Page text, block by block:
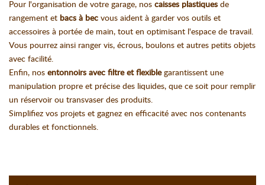
Pour l'organisation de votre garage, nos caisses plastiques de
rangement et bacs à bec vous aident à garder vos outils et
accessoires à portée de main, tout en optimisant l'espace de travail.
Vous pourrez ainsi ranger vis, écrous, boulons et autres petits objets
avec facilité.
Enfin, nos entonnoirs avec filtre et flexiblegarantissent une
manipulation propre et précise des liquides, que ce soit pour remplir
un réservoir ou transvaser des produits.
Simplifiez vos projets et gagnez en efficacité avec nos contenants
durables et fonctionnels.